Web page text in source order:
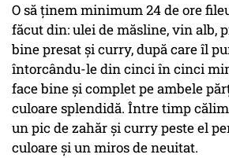
O să ținem minimum 24 de ore
făcut din: ulei de măsline, vin alb,
bine presat și curry, după care îl
întorcându-le din cinci în cinci
face bine și complet pe ambele
culoare splendidă. Între timp
un pic de zahăr și curry peste el
culoare și un miros de neuitat.